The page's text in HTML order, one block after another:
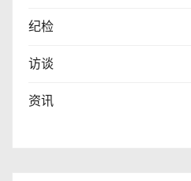
纪检
访谈
资讯